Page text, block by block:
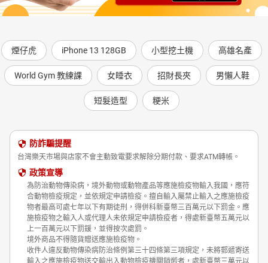
煙仔虎 iPhone 13 128GB 小型挖土機 高雄名產
World Gym 教練課 女睡衣 招財長夾 男懶人鞋
短髮造型 粳米
防詐騙提醒
台灣樂天市場與店家不會主動致電要求解除分期付款、要求ATM轉帳。
政策宣導
為防治動物傳染病，境外動物或動物產品等應施檢疫物輸入我國，應符
合動物檢疫規定，並依規定申請檢疫。擅自輸入屬禁止輸入之應施檢疫
物者最高可處七年以下有期徒刑，得併科新臺幣三百萬元以下罰金。應
施檢疫物之輸入人或代理人未依規定申請檢疫者，得處新臺幣五萬元以
上一百萬元以下罰鍰，並得按次處罰。
境外商品不得隨貨贈送應施檢疫物。
收件人違反動物傳染病防治條例第三十四條第三項規定，未將郵遞寄送
輸入之應施檢疫物送交輸出入動物檢疫機關銷燬者，處新臺幣三萬元以